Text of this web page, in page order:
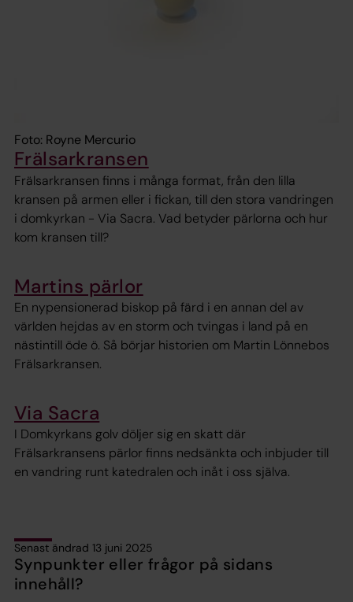
Foto: Royne Mercurio
Frälsarkransen
Frälsarkransen finns i många format, från den lilla
kransen på armen eller i fickan, till den stora vandringen
i domkyrkan - Via Sacra. Vad betyder pärlorna och hur
kom kransen till?
Martins pärlor
En nypensionerad biskop på färd i en annan del av
världen hejdas av en storm och tvingas i land på en
nästintill öde ö. Så börjar historien om Martin Lönnebos
Frälsarkransen.
Via Sacra
I Domkyrkans golv döljer sig en skatt där
Frälsarkransens pärlor finns nedsänkta och inbjuder till
en vandring runt katedralen och inåt i oss själva.
Senast ändrad 13 juni 2025
Synpunkter eller frågor på sidans
innehåll?